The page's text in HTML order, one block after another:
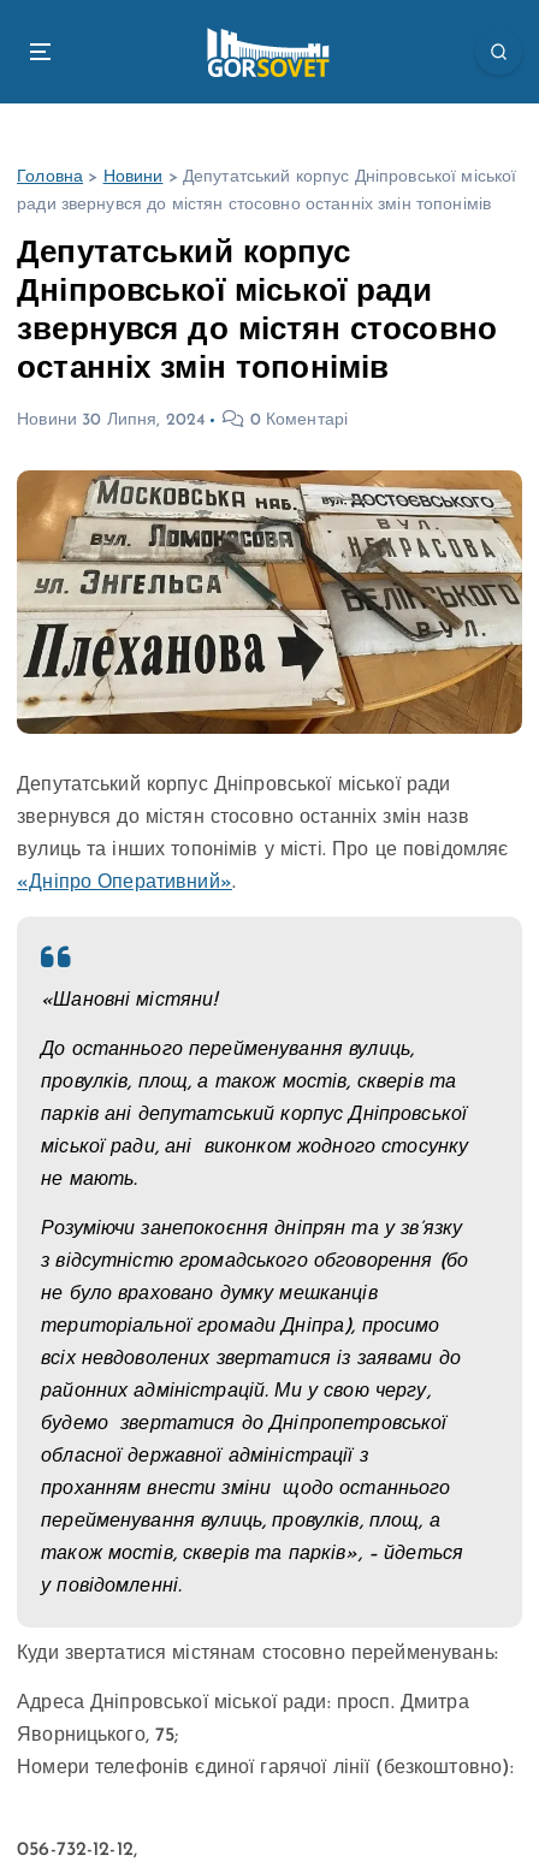
Головна > Новини > Депутатський корпус Дніпровської міської
ради звернувся до містян стосовно останніх змін топонімів
Депутатський корпус
Дніпровської міської ради
звернувся до містян стосовно
останніх змін топонімів
Новини 30 Липня, 2024 0 Коментарі
Депутатський корпус Дніпровської міської ради
звернувся до містян стосовно останніх змін назв
вулиць та інших топонімів у місті. Про це повідомляє
«Дніпро Оперативний».
«Шановні містяни!
До останнього перейменування вулиць,
провулків, площ, а також мостів, скверів та
парків ані депутатський корпус Дніпровської
міської ради, ані виконком жодного стосунку
не мають.
Розуміючи занепокоєння дніпрян та у зв’язку
з відсутністю громадського обговорення (бо
не було враховано думку мешканців
територіальної громади Дніпра), просимо
всіх невдоволених звертатися із заявами до
районних адміністрацій. Ми у свою чергу,
будемо звертатися до Дніпропетровської
обласної державної адміністрації з
проханням внести зміни щодо останнього
перейменування вулиць, провулків, площ, а
також мостів, скверів та парків», – йдеться
у повідомленні.
Куди звертатися містянам стосовно перейменувань:
Адреса Дніпровської міської ради: просп. Дмитра
Яворницького, 75;
Номери телефонів єдиної гарячої лінії (безкоштовно):
056-732-12-12,